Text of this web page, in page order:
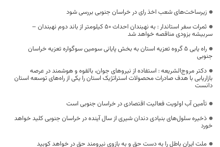
زیرساخت‌های شعب اخذ رای در خراسان جنوبی بررسی شود
ثمرات سفر استاندار : به نهبندان احداث 50 کیلومتر از باند دوم نهبندان –
سربیشه بزودی مناقصه خواهد شد
راه یابی 5 گروه تعزیه استان به بخش پایانی سومین سوگواره تعزیه خراسان
جنوبی
دکتر مروج‌الشریعه : استفاده از نیروهای جوان، بالقوه و هوشمند در عرصه
بازاریابی با هدف صادرات محصولات استراتژیک استان را یکی از راه‌های توسعه استان
دانست
تأمین آب اولویت فعالیت اقتصادی در خراسان جنوبی است
ذخیره سلول‌های بنیادی دندان شیری از سال آینده در خراسان جنوبی کلید خواهد
خورد
ملت ایران باطل را به دست حق و به بازوى نیرومند حق در خواهد کوبید